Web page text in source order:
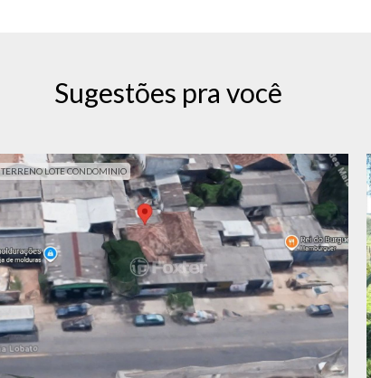
Sugestões pra você
TERRENO LOTE CONDOMINIO